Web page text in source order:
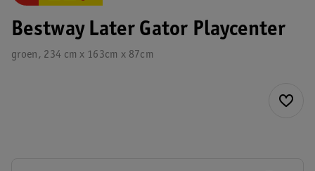
Bestway Later Gator Playcenter
groen, 234 cm x 163cm x 87cm